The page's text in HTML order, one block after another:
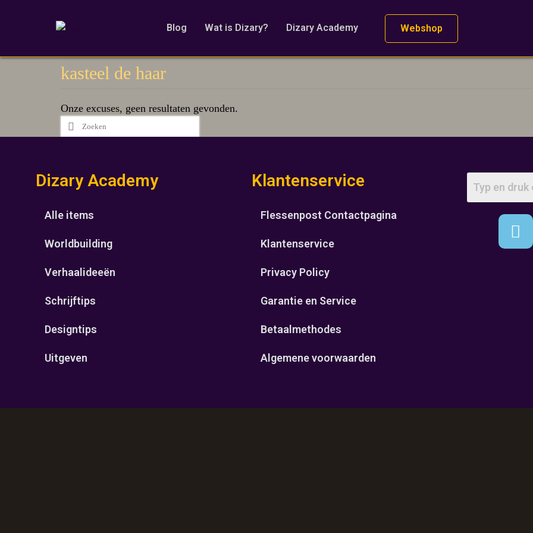
Blog Wat is Dizary? Dizary Academy Webshop
kasteel de haar
Onze excuses, geen resultaten gevonden.
Dizary Academy
Alle items
Worldbuilding
Verhaalideeën
Schrijftips
Designtips
Uitgeven
Klantenservice
Flessenpost Contactpagina
Klantenservice
Privacy Policy
Garantie en Service
Betaalmethodes
Algemene voorwaarden